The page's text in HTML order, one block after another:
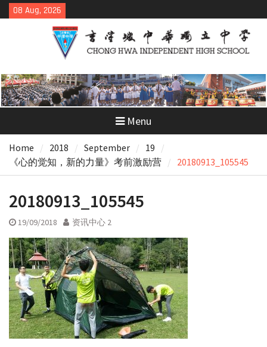
Skip
to
08 Aug, 2026
Menu
Home 2018 September
19
《心的觉知，新的力量》考前激励营
20180913_105545
20180913_105545
19/09/2018 资讯中心 2